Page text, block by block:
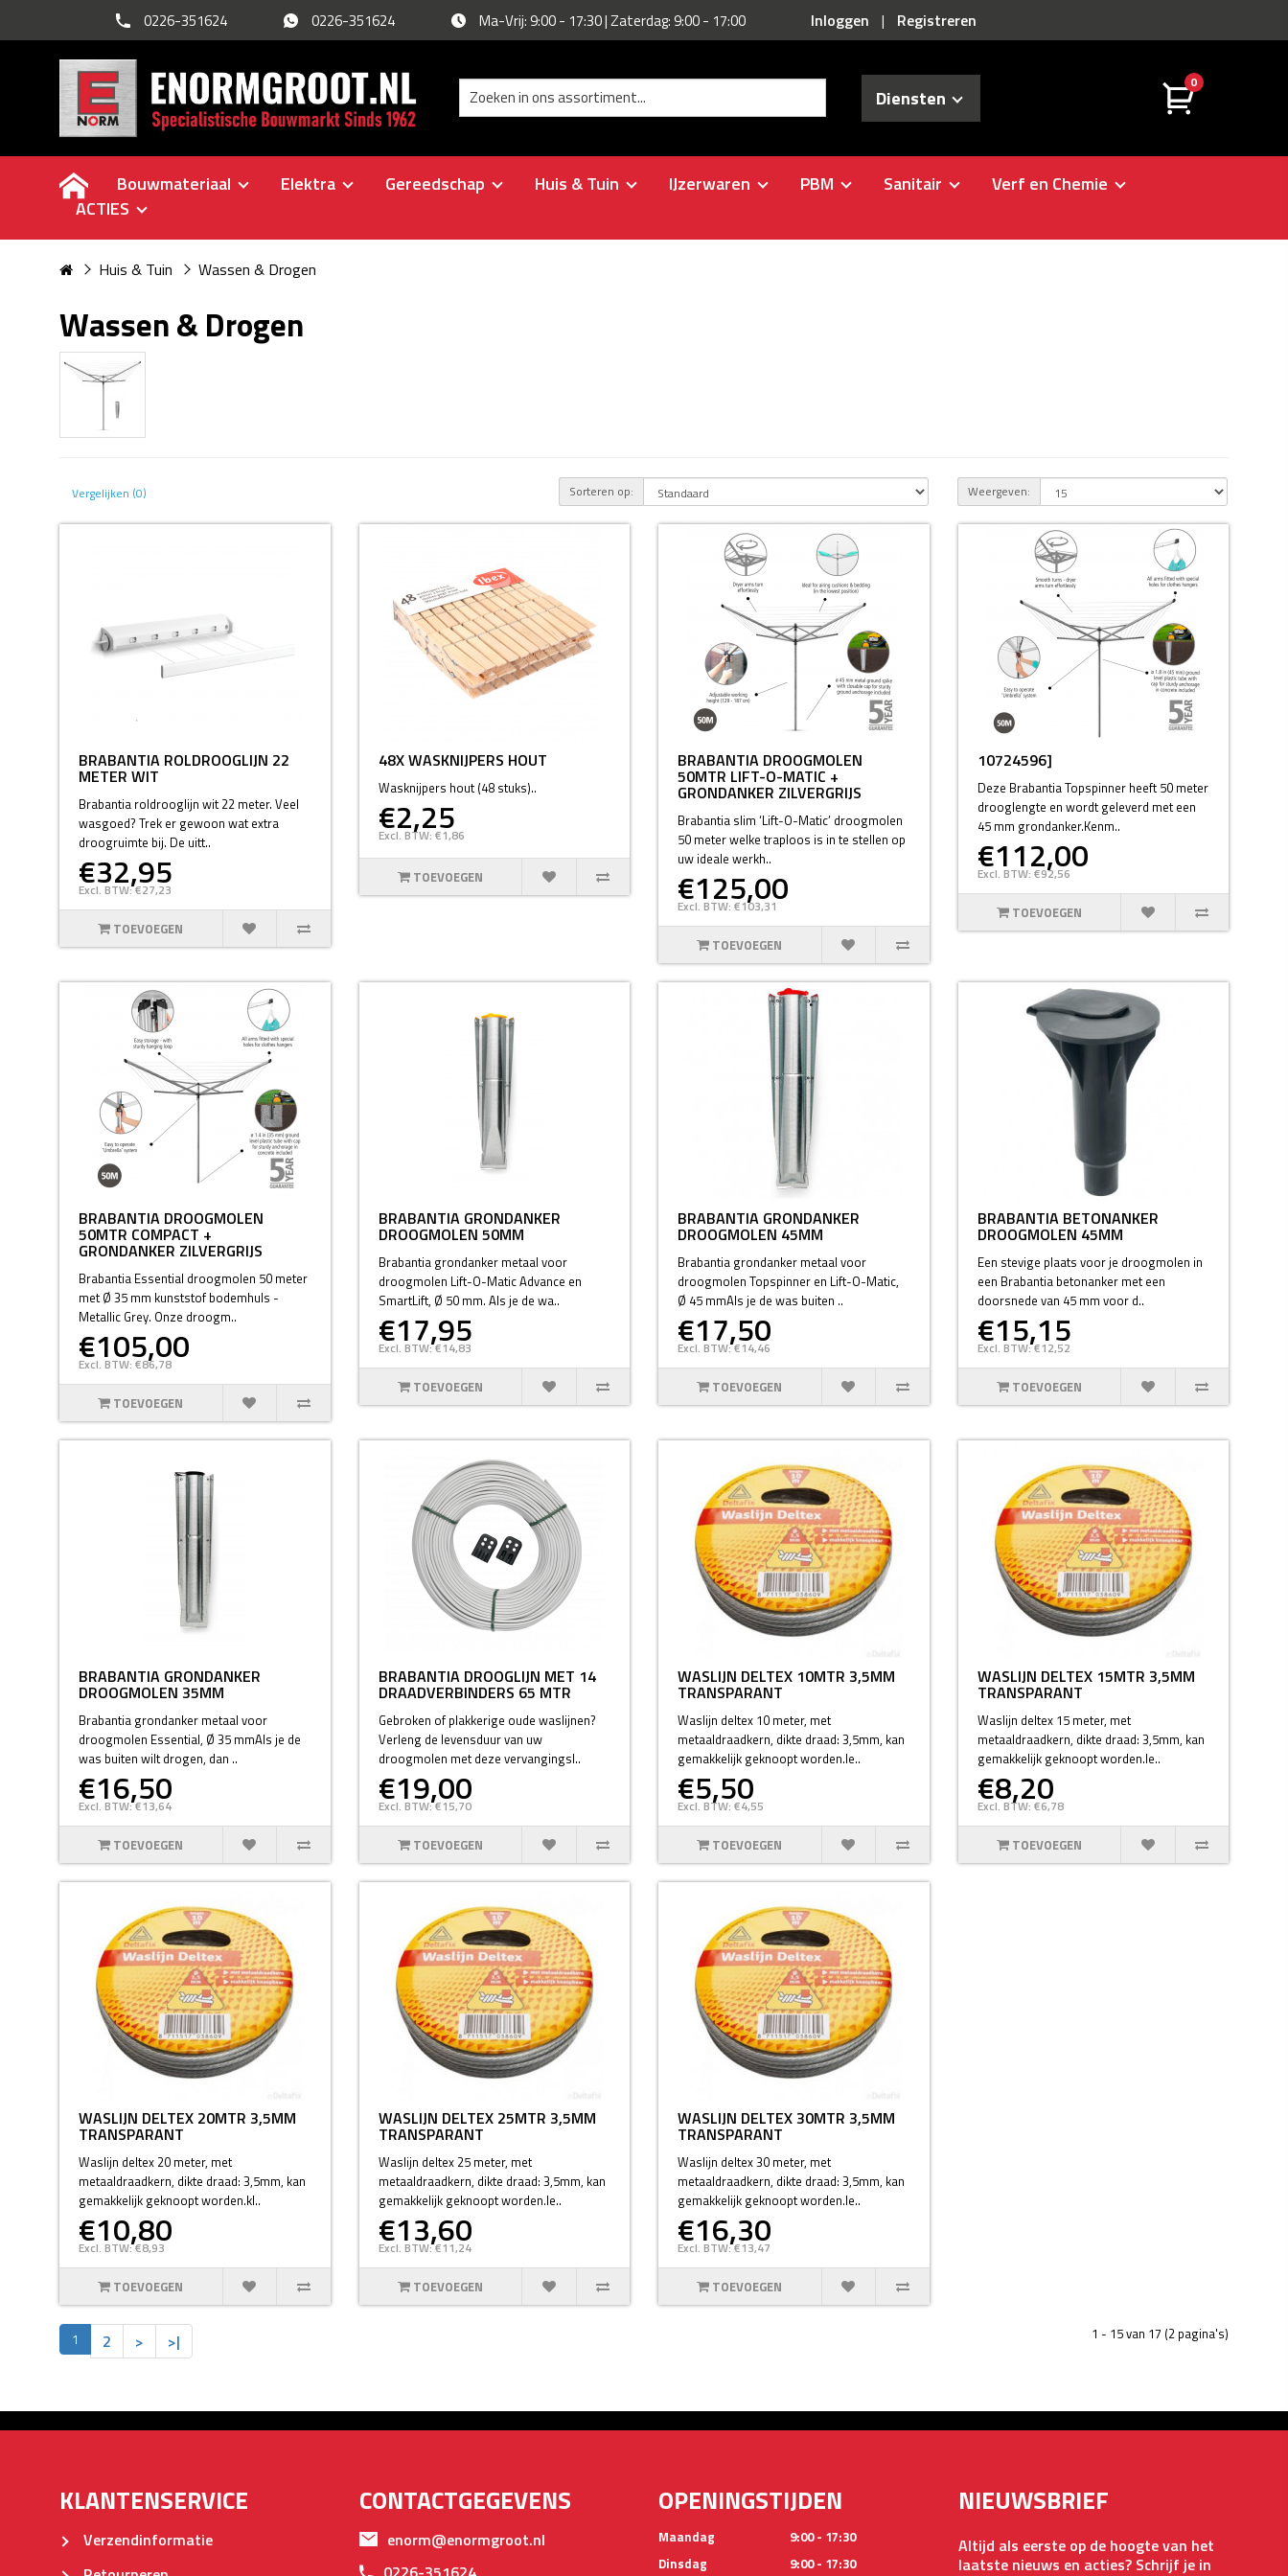
0226-351624 0226-351624 Ma-Vrij: 9:00 - 17:30 | Zaterdag: 9:00 - 17:00 Inloggen | Registreren
Diensten
0
Bouwmateriaal Elektra Gereedschap Huis & Tuin IJzerwaren PBM Sanitair
Verf en Chemie
ACTIES
Huis & Tuin Wassen & Drogen
Wassen & Drogen
Vergelijken (0) Sorteren op: Weergeven:
BRABANTIA ROLDROOGLIJN 22
METER WIT
Brabantia roldrooglijn wit 22 meter. Veel
wasgoed? Trek er gewoon wat extra
droogruimte bij. De uitt..
€32,95
Excl. BTW: €27,23
TOEVOEGEN
48X WASKNIJPERS HOUT
Wasknijpers hout (48 stuks)..
€2,25
Excl. BTW: €1,86
TOEVOEGEN
BRABANTIA DROOGMOLEN
50MTR LIFT-O-MATIC +
GRONDANKER ZILVERGRIJS
Brabantia slim ‘Lift-O-Matic’ droogmolen
50 meter welke traploos is in te stellen op
uw ideale werkh..
€125,00
Excl. BTW: €103,31
TOEVOEGEN
10724596]
Deze Brabantia Topspinner heeft 50 meter
drooglengte en wordt geleverd met een
45 mm grondanker.Kenm..
€112,00
Excl. BTW: €92,56
TOEVOEGEN
BRABANTIA DROOGMOLEN
50MTR COMPACT +
GRONDANKER ZILVERGRIJS
Brabantia Essential droogmolen 50 meter
met Ø 35 mm kunststof bodemhuls -
Metallic Grey. Onze droogm..
€105,00
Excl. BTW: €86,78
TOEVOEGEN
BRABANTIA GRONDANKER
DROOGMOLEN 50MM
Brabantia grondanker metaal voor
droogmolen Lift-O-Matic Advance en
SmartLift, Ø 50 mm. Als je de wa..
€17,95
Excl. BTW: €14,83
TOEVOEGEN
BRABANTIA GRONDANKER
DROOGMOLEN 45MM
Brabantia grondanker metaal voor
droogmolen Topspinner en Lift-O-Matic,
Ø 45 mmAls je de was buiten ..
€17,50
Excl. BTW: €14,46
TOEVOEGEN
BRABANTIA BETONANKER
DROOGMOLEN 45MM
Een stevige plaats voor je droogmolen in
een Brabantia betonanker met een
doorsnede van 45 mm voor d..
€15,15
Excl. BTW: €12,52
TOEVOEGEN
BRABANTIA GRONDANKER
DROOGMOLEN 35MM
Brabantia grondanker metaal voor
droogmolen Essential, Ø 35 mmAls je de
was buiten wilt drogen, dan ..
€16,50
Excl. BTW: €13,64
TOEVOEGEN
BRABANTIA DROOGLIJN MET 14
DRAADVERBINDERS 65 MTR
Gebroken of plakkerige oude waslijnen?
Verleng de levensduur van uw
droogmolen met deze vervangingsl..
€19,00
Excl. BTW: €15,70
TOEVOEGEN
WASLIJN DELTEX 10MTR 3,5MM
TRANSPARANT
Waslijn deltex 10 meter, met
metaaldraadkern, dikte draad: 3,5mm, kan
gemakkelijk geknoopt worden.le..
€5,50
Excl. BTW: €4,55
TOEVOEGEN
WASLIJN DELTEX 15MTR 3,5MM
TRANSPARANT
Waslijn deltex 15 meter, met
metaaldraadkern, dikte draad: 3,5mm, kan
gemakkelijk geknoopt worden.le..
€8,20
Excl. BTW: €6,78
TOEVOEGEN
WASLIJN DELTEX 20MTR 3,5MM
TRANSPARANT
Waslijn deltex 20 meter, met
metaaldraadkern, dikte draad: 3,5mm, kan
gemakkelijk geknoopt worden.kl..
€10,80
Excl. BTW: €8,93
TOEVOEGEN
WASLIJN DELTEX 25MTR 3,5MM
TRANSPARANT
Waslijn deltex 25 meter, met
metaaldraadkern, dikte draad: 3,5mm, kan
gemakkelijk geknoopt worden.le..
€13,60
Excl. BTW: €11,24
TOEVOEGEN
WASLIJN DELTEX 30MTR 3,5MM
TRANSPARANT
Waslijn deltex 30 meter, met
metaaldraadkern, dikte draad: 3,5mm, kan
gemakkelijk geknoopt worden.le..
€16,30
Excl. BTW: €13,47
TOEVOEGEN
1 2 > >| 1 - 15 van 17 (2 pagina's)
KLANTENSERVICE
Verzendinformatie
CONTACTGEGEVENS
enorm@enormgroot.nl
OPENINGSTIJDEN
Maandag
9:00 - 17:30
Dinsdag
9:00 - 17:30
NIEUWSBRIEF
Altijd als eerste op de hoogte van het
laatste nieuws en acties? Schrijf je in